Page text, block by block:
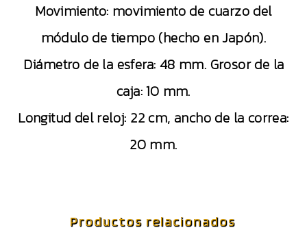
Movimiento: movimiento de cuarzo del
módulo de tiempo (hecho en Japón).
Diámetro de la esfera: 48 mm. Grosor de la
caja: 10 mm.
Longitud del reloj: 22 cm, ancho de la correa:
20 mm.
Productos relacionados